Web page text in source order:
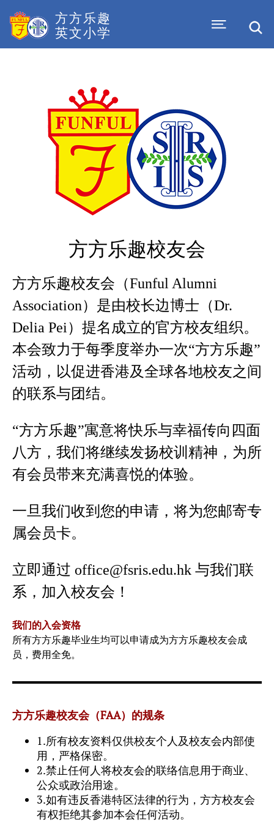
方方乐趣
英文小学
方方乐趣校友会
方方乐趣校友会（Funful Alumni
Association）是由校长边博士（Dr.
Delia Pei）提名成立的官方校友组织。
本会致力于每季度举办一次“方方乐趣”
活动，以促进香港及全球各地校友之间
的联系与团结。
“方方乐趣”寓意将快乐与幸福传向四面
八方，我们将继续发扬校训精神，为所
有会员带来充满喜悦的体验。
一旦我们收到您的申请，将为您邮寄专
属会员卡。
立即通过 office@fsris.edu.hk 与我们联
系，加入校友会！
我们的入会资格
所有方方乐趣毕业生均可以申请成为方方乐趣校友会成
员，费用全免。
方方乐趣校友会（FAA）的规条
1.所有校友资料仅供校友个人及校友会内部使
用，严格保密。
2.禁止任何人将校友会的联络信息用于商业、
公众或政治用途。
3.如有违反香港特区法律的行为，方方校友会
有权拒绝其参加本会任何活动。